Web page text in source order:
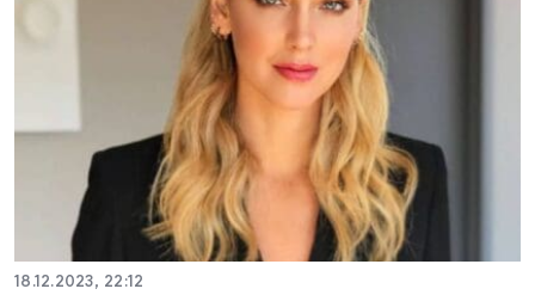
18.12.2023, 22:12